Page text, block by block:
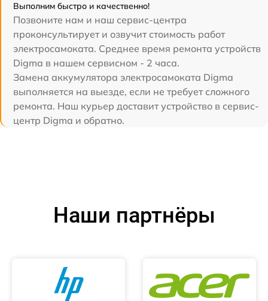
Выполним быстро и качественно!
Позвоните нам и наш сервис-центра
проконсультирует и озвучит стоимость работ
электросамоката. Среднее время ремонта устройств
Digma в нашем сервисном - 2 часа.
Замена аккумулятора электросамоката Digma
выполняется на выезде, если не требует сложного
ремонта. Наш курьер доставит устройство в сервис-
центр Digma и обратно.
Наши партнёры